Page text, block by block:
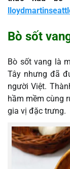
Bò sốt
Bò sốt vang là
Tây nhưng đã
người Việt.
hầm mềm cùng
gia vị đặc trưng.